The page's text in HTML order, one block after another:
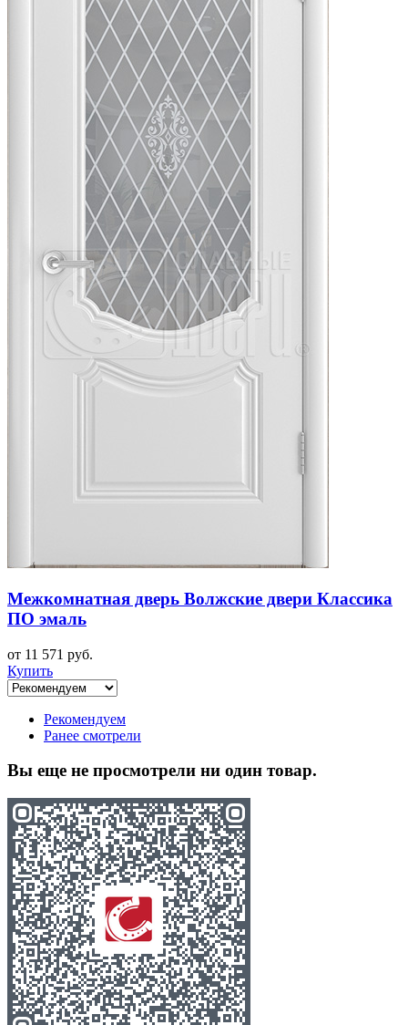
Межкомнатная дверь Волжские двери Классика
ПО эмаль
от 11 571 руб.
Купить
Рекомендуем
Ранее смотрели
Вы еще не просмотрели ни один товар.